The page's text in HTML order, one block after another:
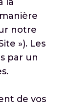
notre
»). Les
par un
de vos